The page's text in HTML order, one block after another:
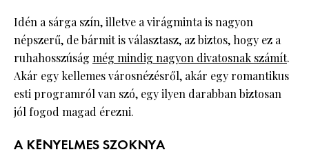
Idén a sárga szín, illetve a virágminta is nagyon
népszerű, de bármit is választasz, az biztos, hogy ez a
ruhahosszúság még mindig nagyon divatosnak számít.
Akár egy kellemes városnézésről, akár egy romantikus
esti programról van szó, egy ilyen darabban biztosan
jól fogod magad érezni.
A KÉNYELMES SZOKNYA